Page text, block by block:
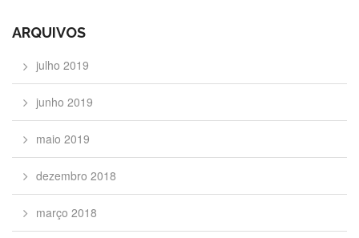
ARQUIVOS
julho 2019
junho 2019
maio 2019
dezembro 2018
março 2018